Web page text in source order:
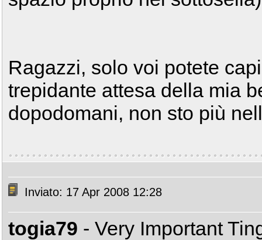
Ragazzi, solo voi potete
trepidante attesa della mia
dopodomani, non sto più
Inviato: 17 Apr 2008 12:28
togia79 - Very Important